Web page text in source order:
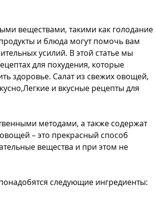
и блюда могут помочь вам
усилий. В этой статье мы
для похудения, которые
здоровье. Салат из свежих овощей,
и вкусные рецепты для
методами, а также содержат
– это прекрасный способ
вещества и при этом не
следующие ингредиенты: